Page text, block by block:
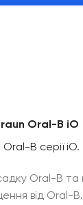
Braun Oral-B
B серії iO.
Oral-B та
від Oral-B.